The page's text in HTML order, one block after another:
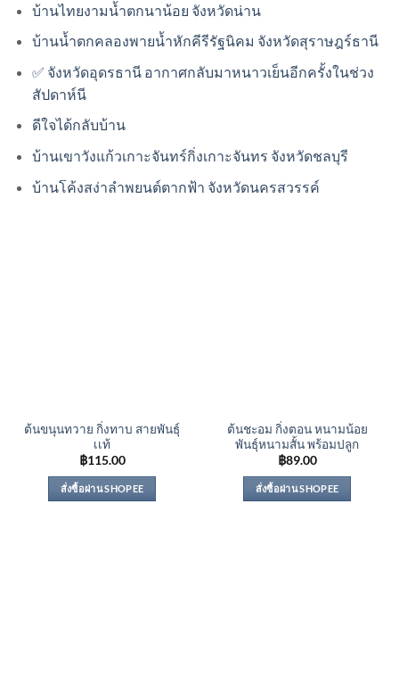
บ้านไทยงามน้ำตกนาน้อย จังหวัดน่าน
บ้านน้ำตกคลองพายน้ำหักคีรีรัฐนิคม จังหวัดสุราษฎร์ธานี
✅ จังหวัดอุดรธานี อากาศกลับมาหนาวเย็นอีกครั้งในช่วง
สัปดาห์นี
ดีใจได้กลับบ้าน
บ้านเขาวังแก้วเกาะจันทร์กิ่งเกาะจันทร จังหวัดชลบุรี
บ้านโค้งสง่าลำพยนต์ตากฟ้า จังหวัดนครสวรรค์
ต้นขนุนทวาย กิ่งทาบ สายพันธุ์
เเท้
฿115.00
สั่งซื้อผ่าน SHOPEE
ต้นชะอม กิ่งตอน หนามน้อย
พันธุ์หนามสั้น พร้อมปลูก
฿89.00
สั่งซื้อผ่าน SHOPEE